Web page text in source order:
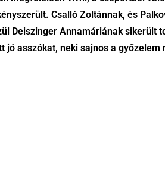
Csalló Zoltánnak, és
Deiszinger Annamáriának sikerült
asszókat, neki sajnos a győzelem